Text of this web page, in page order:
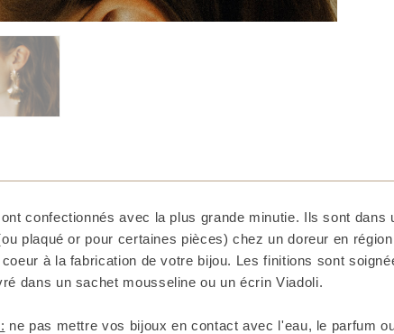
confectionnés avec la plus grande minutie. Ils sont
plaqué or pour certaines pièces) chez un doreur en
à la fabrication de votre bijou. Les finitions sont
dans un sachet mousseline ou un écrin Viadoli.
ne pas mettre vos bijoux en contact avec l'eau, le parfum